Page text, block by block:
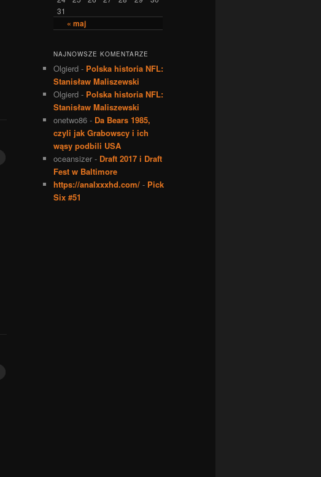
« maj
31
NAJNOWSZE KOMENTARZE
Olgierd - Polska historia NFL:
Stanisław Maliszewski
Olgierd - Polska historia NFL:
Stanisław Maliszewski
onetwo86 - Da Bears 1985,
czyli jak Grabowscy i ich
wąsy podbili USA
oceansizer - Draft 2017 i Draft
Fest w Baltimore
https://analxxxhd.com/ - Pick
Six #51